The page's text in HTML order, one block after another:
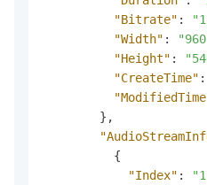
"Bitrate" :
"Width" :
"Height" :
"CreateTime" :
} ,
{
"Index" :